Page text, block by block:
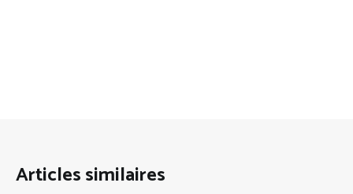
Articles similaires